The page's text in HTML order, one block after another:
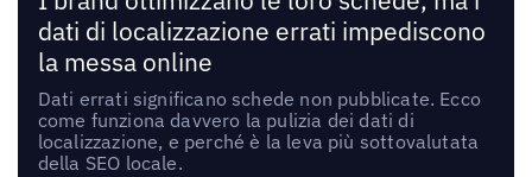
dati di localizzazione errati impediscono
la messa online
Dati errati significano schede non pubblicate. Ecco
come funziona davvero la pulizia dei dati di
localizzazione, e perché è la leva più sottovalutata
della SEO locale.